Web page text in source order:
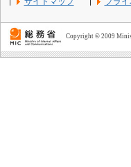
Copyright © 2009